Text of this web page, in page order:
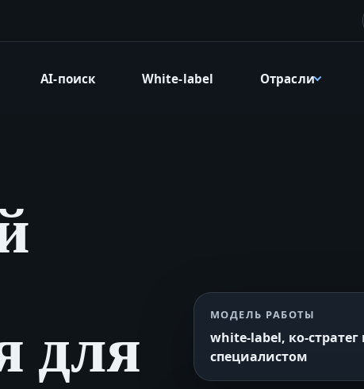
AI-поиск White-label Отрасли
для МОДЕЛЬ РАБОТЫ
white-label,
специалистом